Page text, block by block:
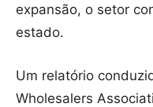
expansão, o setor
estado.
Um relatório
Wholesalers